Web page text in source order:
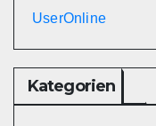
UserOnline
Kategorien